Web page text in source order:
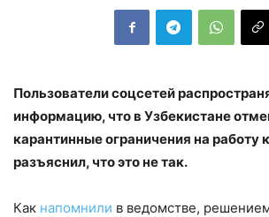
Пользователи соцсетей
информацию, что в Узбекистане
карантинные ограничения на работу
разъяснил, что это не так.
Как напомнили в ведомстве,